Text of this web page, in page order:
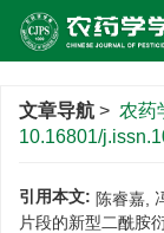
文章导航 > 农药
10.16801/
引用本文: 陈睿嘉,
片段的新型二酰胺